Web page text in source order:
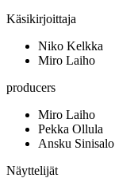
Käsikirjoittaja
Niko Kelkka
Miro Laiho
producers
Miro Laiho
Pekka Ollula
Ansku Sinisalo
Näyttelijät